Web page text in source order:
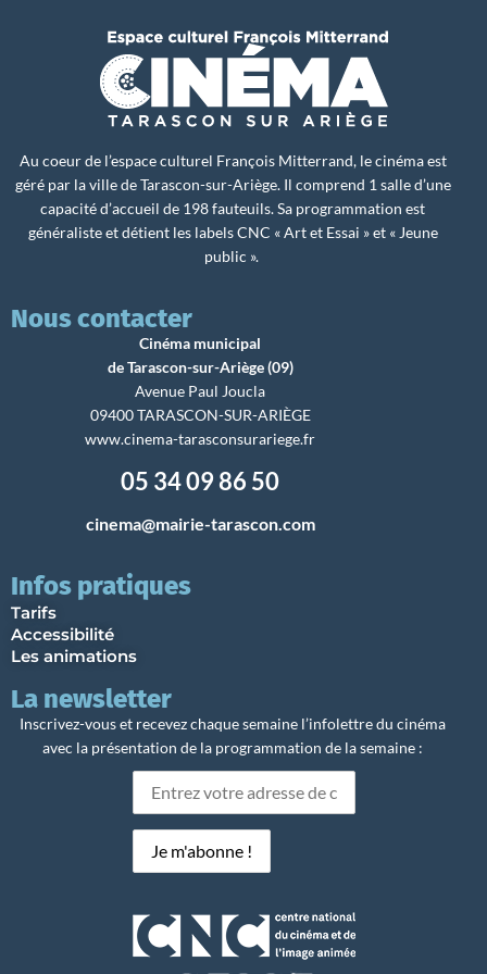
Au coeur de l’espace culturel François Mitterrand, le cinéma est
géré par la ville de Tarascon-sur-Ariège. Il comprend 1 salle d’une
capacité d’accueil de 198 fauteuils. Sa programmation est
généraliste et détient les labels CNC « Art et Essai » et « Jeune
public ».
Nous contacter
Cinéma municipal
de Tarascon-sur-Ariège (09)
Avenue Paul Joucla
09400 TARASCON-SUR-ARIÈGE
www.cinema-tarasconsurariege.fr
05 34 09 86 50
cinema@mairie-tarascon.com
Infos pratiques
Tarifs
Accessibilité
Les animations
La newsletter
Inscrivez-vous et recevez chaque semaine l’infolettre du cinéma
avec la présentation de la programmation de la semaine :